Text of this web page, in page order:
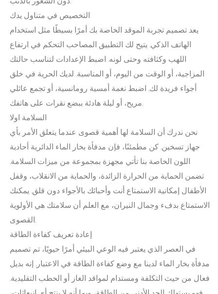
التخصيص في متناول يدك
يعد تصميم تجربة الموقد الخاصة بك أمرًا بسيطًا مثل استخدام
الهاتف الذكي. يتيح لك التطبيق المصاحب التحكم في ارتفاع
اللهب وكثافته وحتى لونه. اضبط الإعدادات لتناسب حالتك
المزاجية، أو الوقت من اليوم، أو المناسبة. لديك الحرية في خلق
أجواء فريدة لك. اضبط نغمة أمسية رومانسية، أو تجمع عائلي
مريح، أو ليلة هادئة ببضع نقرات على هاتفك.
السلامة اولا
نحن ندرك أن السلامة لها أهمية قصوى عندما يتعلق الأمر بأي
جهاز تسخين. كن مطمئنًا، فإن مدفأة بخار الماء الدائرية أحادية
اللون الخاصة بنا تأتي مجهزة بمجموعة من ميزات السلامة.
تضمن الحماية من الحرارة الزائدة، والحماية من الانقلاب، وقفل
الأطفال إمكانية الاستمتاع أنت وأحبائك بالأجواء دون قلق. يمكنك
الاستمتاع بدفء وجمال النيران، مع العلم أن سلامتك هي الأولوية
القصوى.
إعادة تعريف كفاءة الطاقة
في العصر الذي يعتبر فيه الوعي البيئي أمرًا حيويًا، تم تصميم
مدفأة بخار الماء لدينا مع وضع كفاءة الطاقة في الاعتبار. إنه بديل
فعال من حيث التكلفة ومستدام لمواقد الغاز أو الحطب التقليدية.